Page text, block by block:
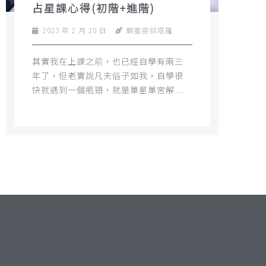
占星課心得(初階+進階)
2023 年 2 月 20 日 聊星座談塔羅
其實我在上課之前，也已經自學有兩三
年了，但老實說凡夫俗子如我，自學很
快就遇到一個瓶頸，就是單星單宮解 ...